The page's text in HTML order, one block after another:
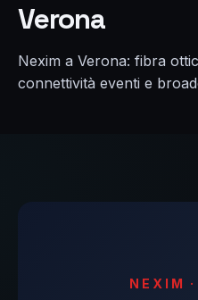
Verona
Nexim a Verona: fibra
connettività eventi e
NEXIM